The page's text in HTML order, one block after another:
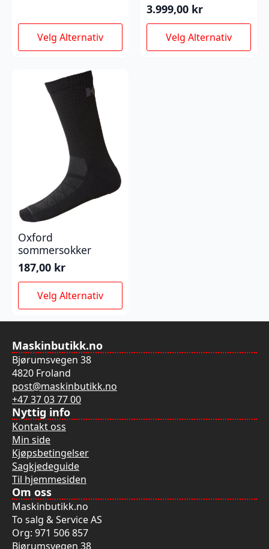
Velg Alternativ
Dette
produktet
varianter.
Alternativene
produktsiden
3.999,00 kr
Velg Alternativ
Dette
produktet
Oxford
sommersokker
187,00 kr
Velg Alternativ
Dette
produktet
varianter.
Alternativene
kan
velges
på
produktsiden
Maskinbutikk.no
Bjørumsvegen 38
4820 Froland
post@maskinbutikk.no
+47 37 03 77 00
Nyttig info
Kontakt oss
Min side
Kjøpsbetingelser
Sagkjedeguide
Til hjemmesiden
Om oss
Maskinbutikk.no
To salg & Service AS
Org: 971 506 857
Bjørumsvegen 38